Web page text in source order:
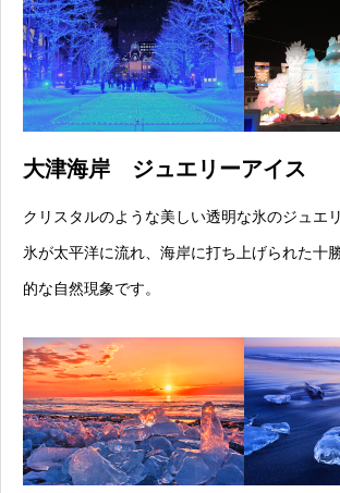
大津海岸 ジュエリーアイス
クリスタルのような美しい透明な氷のジュエ
氷が太平洋に流れ、海岸に打ち上げられた十
的な自然現象です。